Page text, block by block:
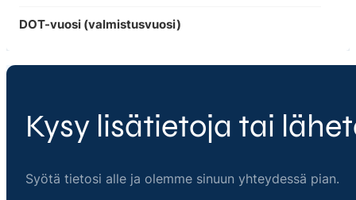
DOT-vuosi (valmistusvuosi)
Kysy lisätietoja tai
Syötä tietosi alle ja olemme sinuun yhteydessä pian.